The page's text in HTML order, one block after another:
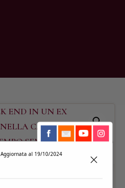
Aggiornata al 19/10/2024